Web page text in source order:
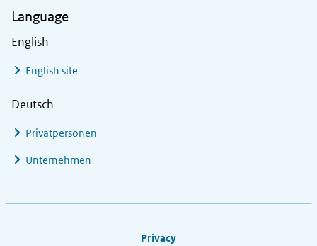
Language
English
English site
Deutsch
Privatpersonen
Unternehmen
Privacy